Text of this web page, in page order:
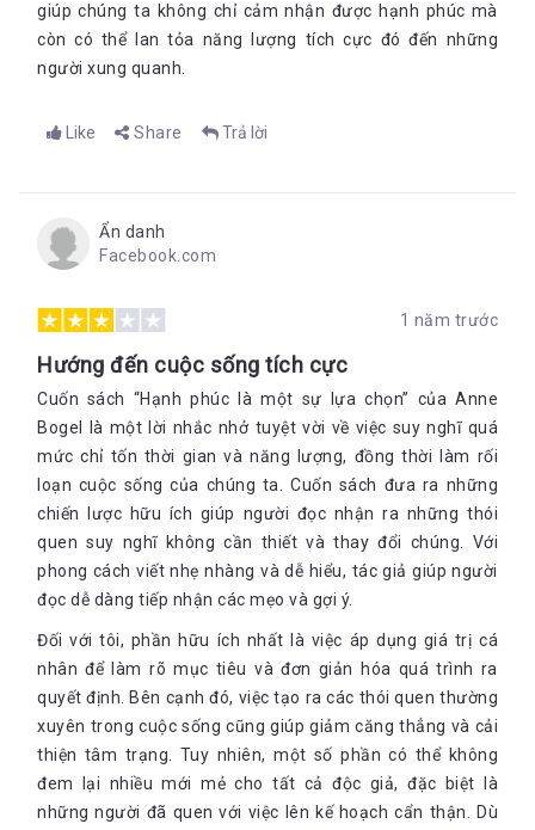
giúp chúng ta không chỉ cảm nhận được hạnh phúc mà
còn có thể lan tỏa năng lượng tích cực đó đến những
người xung quanh.
Like Share Trả lời
Ẩn danh
Facebook.com
1 năm trước
Hướng đến cuộc sống tích cực
Cuốn sách “Hạnh phúc là một sự lựa chọn” của Anne
Bogel là một lời nhắc nhở tuyệt vời về việc suy nghĩ quá
mức chỉ tốn thời gian và năng lượng, đồng thời làm rối
loạn cuộc sống của chúng ta. Cuốn sách đưa ra những
chiến lược hữu ích giúp người đọc nhận ra những thói
quen suy nghĩ không cần thiết và thay đổi chúng. Với
phong cách viết nhẹ nhàng và dễ hiểu, tác giả giúp người
đọc dễ dàng tiếp nhận các mẹo và gợi ý.
Đối với tôi, phần hữu ích nhất là việc áp dụng giá trị cá
nhân để làm rõ mục tiêu và đơn giản hóa quá trình ra
quyết định. Bên cạnh đó, việc tạo ra các thói quen thường
xuyên trong cuộc sống cũng giúp giảm căng thẳng và cải
thiện tâm trạng. Tuy nhiên, một số phần có thể không
đem lại nhiều mới mẻ cho tất cả độc giả, đặc biệt là
những người đã quen với việc lên kế hoạch cẩn thận. Dù